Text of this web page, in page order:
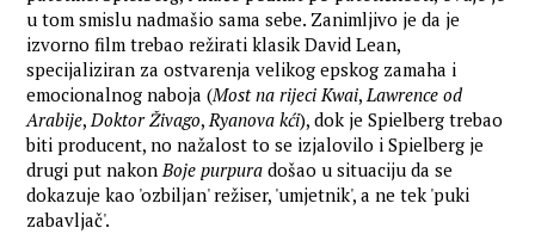
u tom smislu nadmašio sama sebe. Zanimljivo je da je
izvorno film trebao režirati klasik David Lean,
specijaliziran za ostvarenja velikog epskog zamaha i
emocionalnog naboja (Most na rijeci Kwai,Lawrence od
Arabije,Doktor Živago,Ryanova kći), dok je Spielberg trebao
biti producent, no nažalost to se izjalovilo i Spielberg je
drugi put nakonBoje purpura došao u situaciju da se
dokazuje kao 'ozbiljan' režiser, 'umjetnik', a ne tek 'puki
zabavljač'.